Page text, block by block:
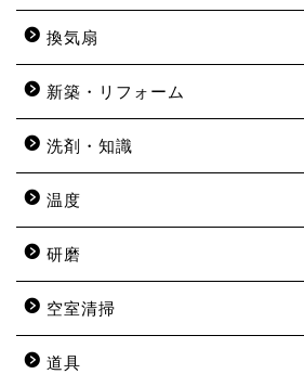
換気扇
新築・リフォーム
洗剤・知識
温度
研磨
空室清掃
道具